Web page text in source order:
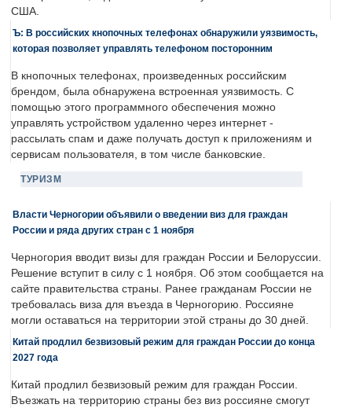
США.
Ъ: В российских кнопочных телефонах обнаружили уязвимость,
которая позволяет управлять телефоном посторонним
В кнопочных телефонах, произведенных российским
брендом, была обнаружена встроенная уязвимость. С
помощью этого программного обеспечения можно
управлять устройством удаленно через интернет -
рассылать спам и даже получать доступ к приложениям и
сервисам пользователя, в том числе банковские.
ТУРИЗМ
Власти Черногории объявили о введении виз для граждан
России и ряда других стран с 1 ноября
Черногория вводит визы для граждан России и Белоруссии.
Решение вступит в силу с 1 ноября. Об этом сообщается на
сайте правительства страны. Ранее гражданам России не
требовалась виза для въезда в Черногорию. Россияне
могли оставаться на территории этой страны до 30 дней.
Китай продлил безвизовый режим для граждан России до конца
2027 года
Китай продлил безвизовый режим для граждан России.
Въезжать на территорию страны без виз россияне смогут